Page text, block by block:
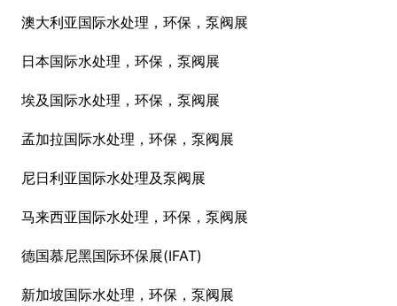
澳大利亚国际水处理，环保，泵阀展
日本国际水处理，环保，泵阀展
埃及国际水处理，环保，泵阀展
孟加拉国际水处理，环保，泵阀展
尼日利亚国际水处理及泵阀展
马来西亚国际水处理，环保，泵阀展
德国慕尼黑国际环保展(IFAT)
新加坡国际水处理，环保，泵阀展